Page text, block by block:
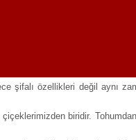
şifalı özellikleri değil aynı
biridir.